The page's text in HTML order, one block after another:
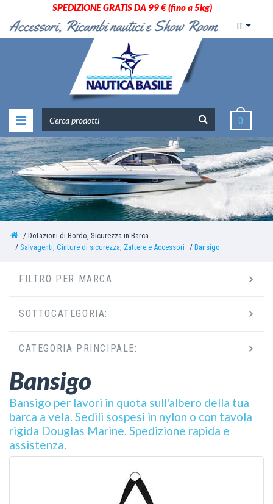
SPEDIZIONE GRATIS DA 99 € (fino a 5kg)
IT
0
Dotazioni di Bordo, Sicurezza in Barca
Salvagenti, Cinture di sicurezza, Zattere e Accessori
Bansigo
Bansigo
Bansigo per lavori in quota sull'albero della tua
barca a vela. Sedili sospesi in nylon o con tavola
rigida Douglas Marine. Spedizione rapida e
assistenza.
FILTRO PER MARCA:
SOTTOCATEGORIA:
CATEGORIA PRINCIPALE: